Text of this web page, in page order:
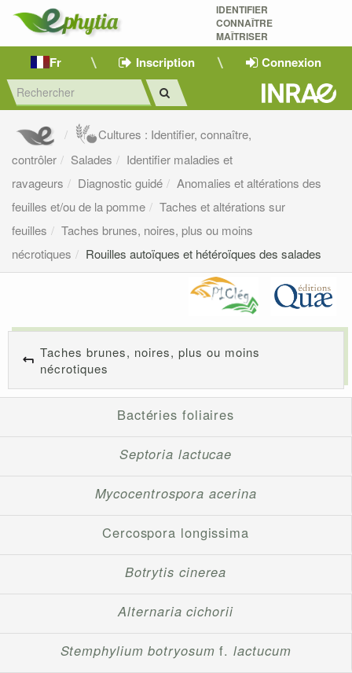
IDENTIFIER
CONNAÎTRE
MAÎTRISER
Fr Inscription Connexion
Cultures : Identifier, connaître,
contrôler
Salades
Identifier maladies et
ravageurs
Diagnostic guidé
Anomalies et altérations des
feuilles et/ou de la pomme
Taches et altérations sur
feuilles
Taches brunes, noires, plus ou moins
nécrotiques
Rouilles autoïques et hétéroïques des salades
Taches brunes, noires, plus ou moins
nécrotiques
Bactéries foliaires
Septoria lactucae
Mycocentrospora acerina
Cercospora longissima
Botrytis cinerea
Alternaria cichorii
Stemphylium botryosum f.lactucum